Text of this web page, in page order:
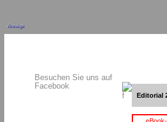
Anzeige
Besuchen Sie uns auf
Facebook
Editorial